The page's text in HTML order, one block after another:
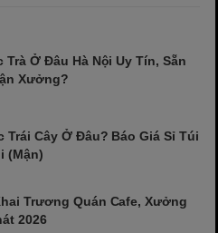
Trà Ở Đâu Hà Nội Uy Tín, Sẵn
Xưởng?
Trái Cây Ở Đâu? Báo Giá Sỉ Túi
(Mận)
Trương Quán Cafe, Xưởng
2026